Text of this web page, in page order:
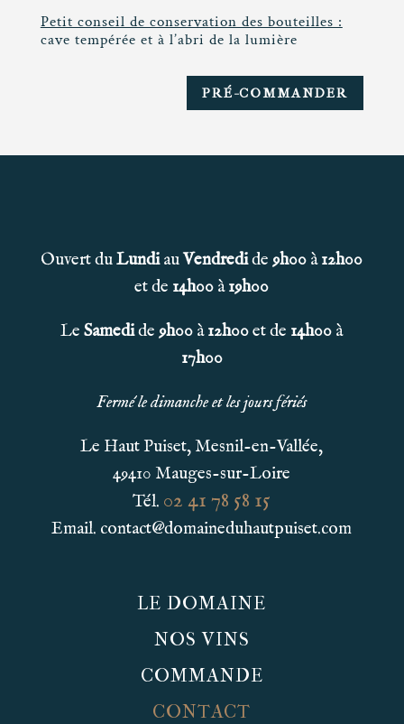
Petit conseil de conservation des bouteilles :
cave tempérée et à l’abri de la lumière
PRÉ-COMMANDER
Ouvert duLundiauVendredide9h00 à12h00
et de 14h00 à19h00
LeSamedide9h00 à12h00et de 14h00 à
17h00
Fermé le dimanche et les jours fériés
Le Haut Puiset, Mesnil-en-Vallée,
49410 Mauges-sur-Loire
Tél. 02 41 78 58 15
Email. contact@domaineduhautpuiset.com
LE DOMAINE
NOS VINS
COMMANDE
CONTACT